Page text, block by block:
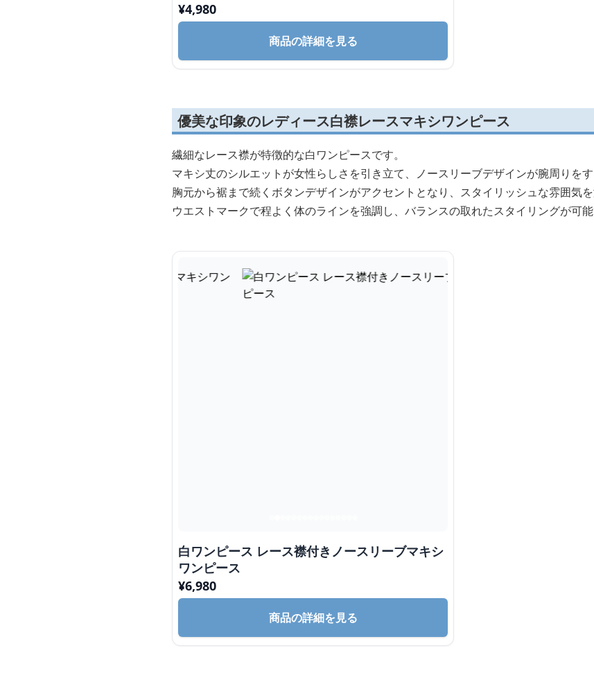
¥4,980
商品の詳細を見る
優美な印象のレディース白襟レースマキシワンピース
繊細なレース襟が特徴的な白ワンピースです。
マキシ丈のシルエットが女性らしさを引き立て、ノースリーブデザインが腕周りをす
胸元から裾まで続くボタンデザインがアクセントとなり、スタイリッシュな雰囲気を
ウエストマークで程よく体のラインを強調し、バランスの取れたスタイリングが可能
白ワンピース レース襟付きノースリーブマキシ
ワンピース
¥6,980
商品の詳細を見る